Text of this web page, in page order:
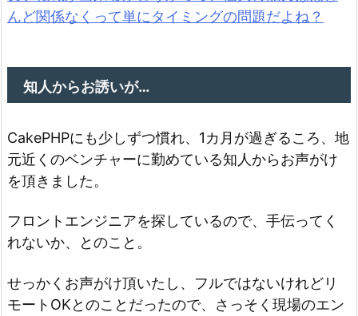
んど関係なくって単にタイミングの問題だよね？
知人からお誘いが…
CakePHPにも少しずつ慣れ、1カ月が過ぎるころ、地
元近くのベンチャーに勤めている知人からお声がけ
を頂きました。
フロントエンジニアを探しているので、手伝ってく
れないか、とのこと。
せっかくお声がけ頂いたし、フルではないけれどリ
モートOKとのことだったので、さっそく現場のエン